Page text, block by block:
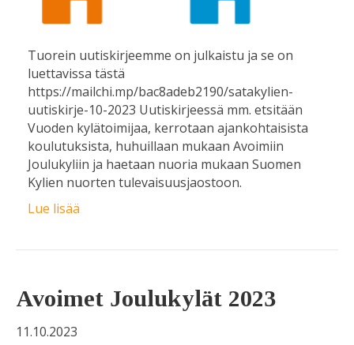
Tuorein uutiskirjeemme on julkaistu ja se on
luettavissa tästä
https://mailchi.mp/bac8adeb2190/satakylien-
uutiskirje-10-2023 Uutiskirjeessä mm. etsitään
Vuoden kylätoimijaa, kerrotaan ajankohtaisista
koulutuksista, huhuillaan mukaan Avoimiin
Joulukyliin ja haetaan nuoria mukaan Suomen
Kylien nuorten tulevaisuusjaostoon.
Lue lisää
Avoimet Joulukylät 2023
11.10.2023